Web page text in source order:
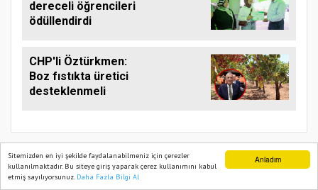
Anladım
Sitemizden en iyi şekilde faydalanabilmeniz için çerezler
kullanılmaktadır. Bu siteye giriş yaparak çerez kullanımını kabul
etmiş sayılıyorsunuz. Daha Fazla Bilgi Al
dereceli öğrencileri
ödüllendirdi
CHP'li Öztürkmen:
Boz fıstıkta üretici
desteklenmeli
TARIM PUSULASI
Ana Sayfa Web TV